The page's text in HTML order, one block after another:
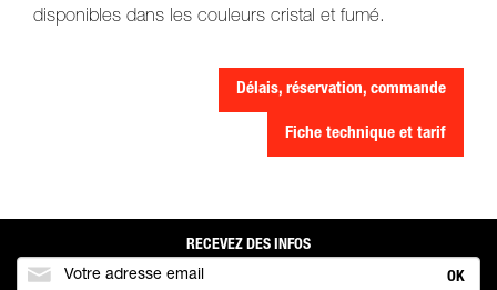
disponibles dans les couleurs cristal et fumé.
Délais, réservation, commande
Fiche technique et tarif
RECEVEZ DES INFOS
OK